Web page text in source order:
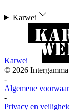
Karwei
Karwei
© 2026
-
Algemene
-
Privacy en